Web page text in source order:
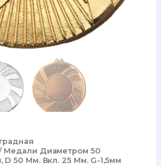
Медали Диаметром 50
D 50 Мм. Вкл. 25 Мм. G-1,5мм